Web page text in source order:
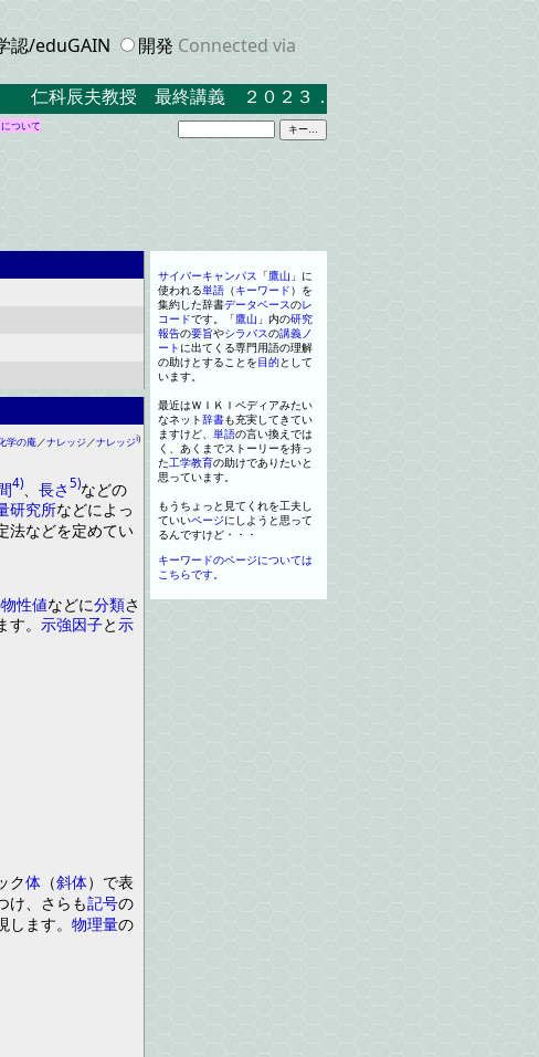
認/eduGAIN 開発 Connected via
仁科辰夫教授 最終講義 ２０２３．３．１７ 米沢キャンパス中
ついて
学の庵／ナレッジ／ナレッジⅰ)
4) 長さ 5)などの
研究所などによっ
法などを定めてい
物性値などに分類さ
す。 示強因子と示
ク体 （斜体） で表
け、 さらも記号の
します。 物理量の
サイバーキャンパス 「鷹山 」 に
使われる単語（キーワード） を
集約した辞書データベースのレ
コードです。 「鷹山 」 内の研究
報告の要旨やシラバスの講義ノ
ート に出てくる専門用語の理解
の助けとすること を目的として
います。
最近はＷＩＫＩ ペディアみたい
なネッ ト辞書も充実してきてい
ますけど、 単語の言い換えでは
く 、 あくまでストーリーを持っ
た工学教育の助けでありたいと
思っています。
もうちょっと見てくれを工夫し
ていいページにしようと思って
るんですけど・ ・
・
キーワードのページについては
こちらです。